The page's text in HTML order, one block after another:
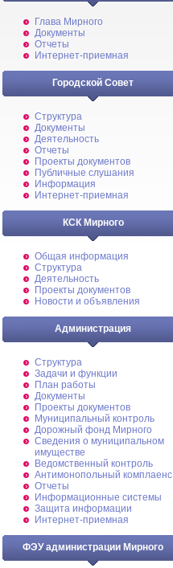
Глава Мирного
Документы
Отчеты
Интернет-приемная
Городской Совет
Структура
Документы
Деятельность
Отчеты
Проекты документов
Публичные слушания
Информация
Интернет-приемная
КСК Мирного
Общая информация
Структура
Деятельность
Проекты документов
Новости и объявления
Администрация
Структура
Задачи и функции
План работы
Документы
Проекты документов
Муниципальный контроль
Дорожный фонд Мирного
Cведения о муниципальном
имуществе
Ведомственный контроль
Антимонопольный комплаенс
Отчеты
Информационные системы
Защита информации
Интернет-приемная
ФЭУ администрации Мирного